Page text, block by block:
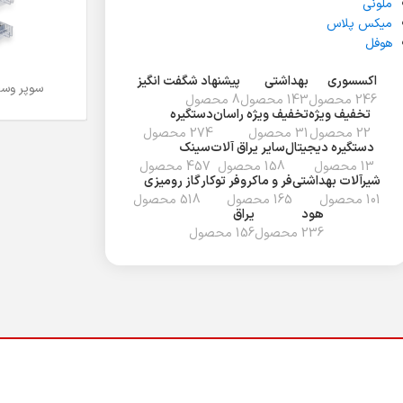
ملونی
میکس پلاس
هوفل
اکسسوری
246 محصول
بهداشتی
143 محصول
پیشنهاد شگفت انگیز
8 محصول
تخفیف ويژه
22 محصول
تخفیف ویژه راسان
31 محصول
دستگیره
274 محصول
دستگیره دیجیتال
13 محصول
سایر یراق آلات
158 محصول
سینک
457 محصول
شیرآلات بهداشتی
101 محصول
فر و ماکروفر توکار
165 محصول
گاز رومیزی
518 محصول
هود
236 محصول
یراق
156 محصول
اطلاعات بیشتر
سوپر وسط 2 طبقه